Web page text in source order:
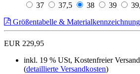
37
37,5 38 39
Größentabelle & Materialkennzeichnung
EUR 229,95
inkl. 19 % USt, Kostenfreier
(detaillierte Versandkosten)